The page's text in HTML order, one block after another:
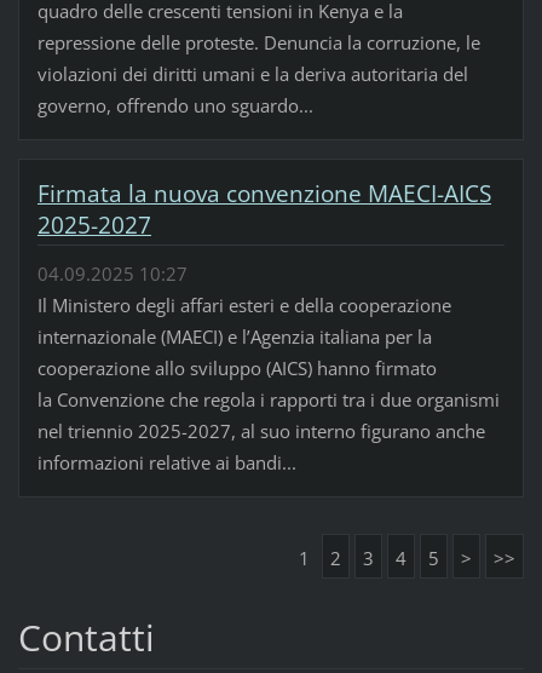
quadro delle crescenti tensioni in Kenya e la
repressione delle proteste. Denuncia la corruzione, le
violazioni dei diritti umani e la deriva autoritaria del
governo, offrendo uno sguardo...
Firmata la nuova convenzione MAECI-AICS
2025-2027
04.09.2025 10:27
Il Ministero degli affari esteri e della cooperazione
internazionale (MAECI) e l’Agenzia italiana per la
cooperazione allo sviluppo (AICS) hanno firmato
la Convenzione che regola i rapporti tra i due organismi
nel triennio 2025-2027, al suo interno figurano anche
informazioni relative ai bandi...
1 2 3 4 5 > >>
Contatti